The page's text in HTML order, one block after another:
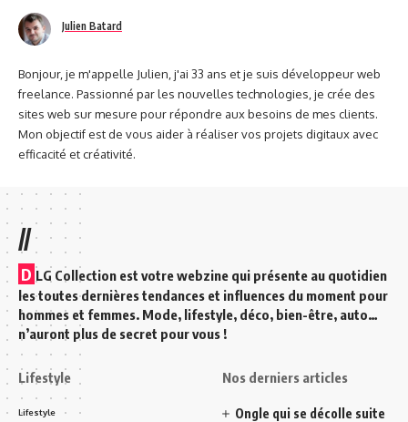
Julien Batard
Bonjour, je m'appelle Julien, j'ai 33 ans et je suis développeur web
freelance. Passionné par les nouvelles technologies, je crée des
sites web sur mesure pour répondre aux besoins de mes clients.
Mon objectif est de vous aider à réaliser vos projets digitaux avec
efficacité et créativité.
//
D LG Collection est votre webzine qui présente au quotidien
les toutes dernières tendances et influences du moment pour
hommes et femmes. Mode, lifestyle, déco, bien-être, auto…
n’auront plus de secret pour vous !
Lifestyle
Lifestyle
Nos derniers articles
Ongle qui se décolle suite